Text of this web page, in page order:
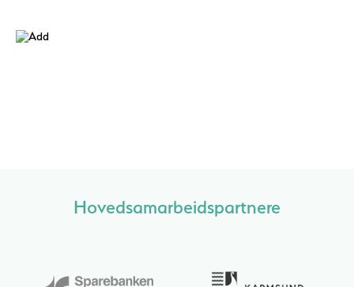
Hovedsamarbeidspartnere